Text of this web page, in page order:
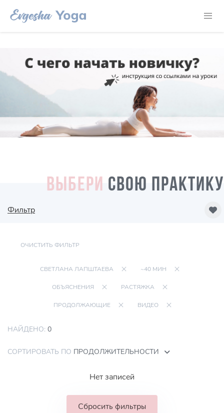
ВЫБЕРИ СВОЮ ПРАКТИКУ
Фильтр
ОЧИСТИТЬ ФИЛЬТР
СВЕТЛАНА ЛАПШТАЕВА ~40 МИН
ОБЪЯСНЕНИЯ РАСТЯЖКА
ПРОДОЛЖАЮЩИЕ ВИДЕО
НАЙДЕНО: 0
СОРТИРОВАТЬ ПО ПРОДОЛЖИТЕЛЬНОСТИ
Нет записей
Сбросить фильтры